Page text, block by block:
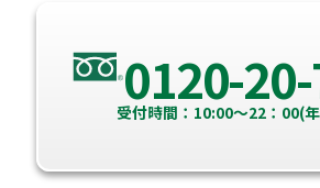
0120-
受付時間：10:00～22：00(